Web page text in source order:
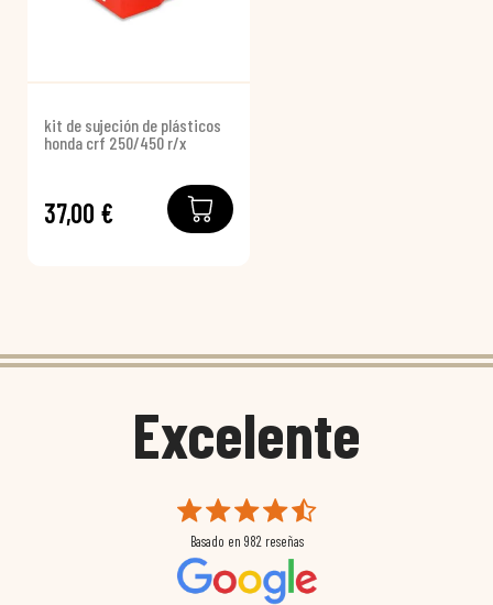
kit de sujeción de plásticos
honda crf 250/450 r/x
37,00 €
Excelente
Basado en 982 reseñas